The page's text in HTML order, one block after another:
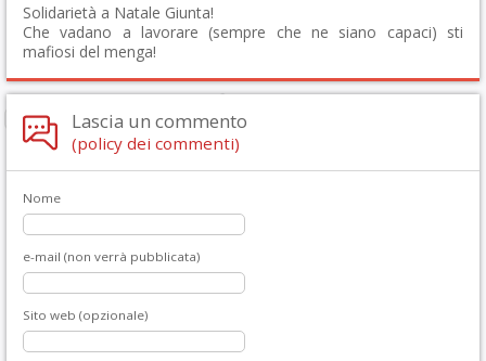
Solidarietà a Natale Giunta!
Che vadano a lavorare (sempre che ne siano capaci) sti
mafiosi del menga!
Lascia un commento
(policy dei commenti)
Nome
e-mail (non verrà pubblicata)
Sito web (opzionale)